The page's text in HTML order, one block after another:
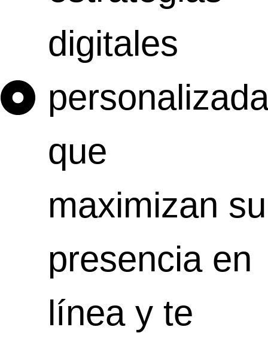
digitales
que
maximizan su
presencia en
línea y te